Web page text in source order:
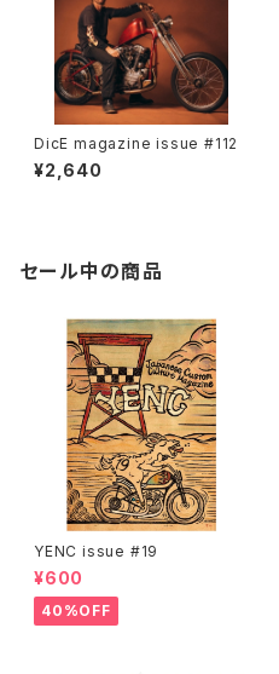
DicE magazine issue #112
¥2,640
セール中の商品
YENC issue #19
¥600
40%OFF